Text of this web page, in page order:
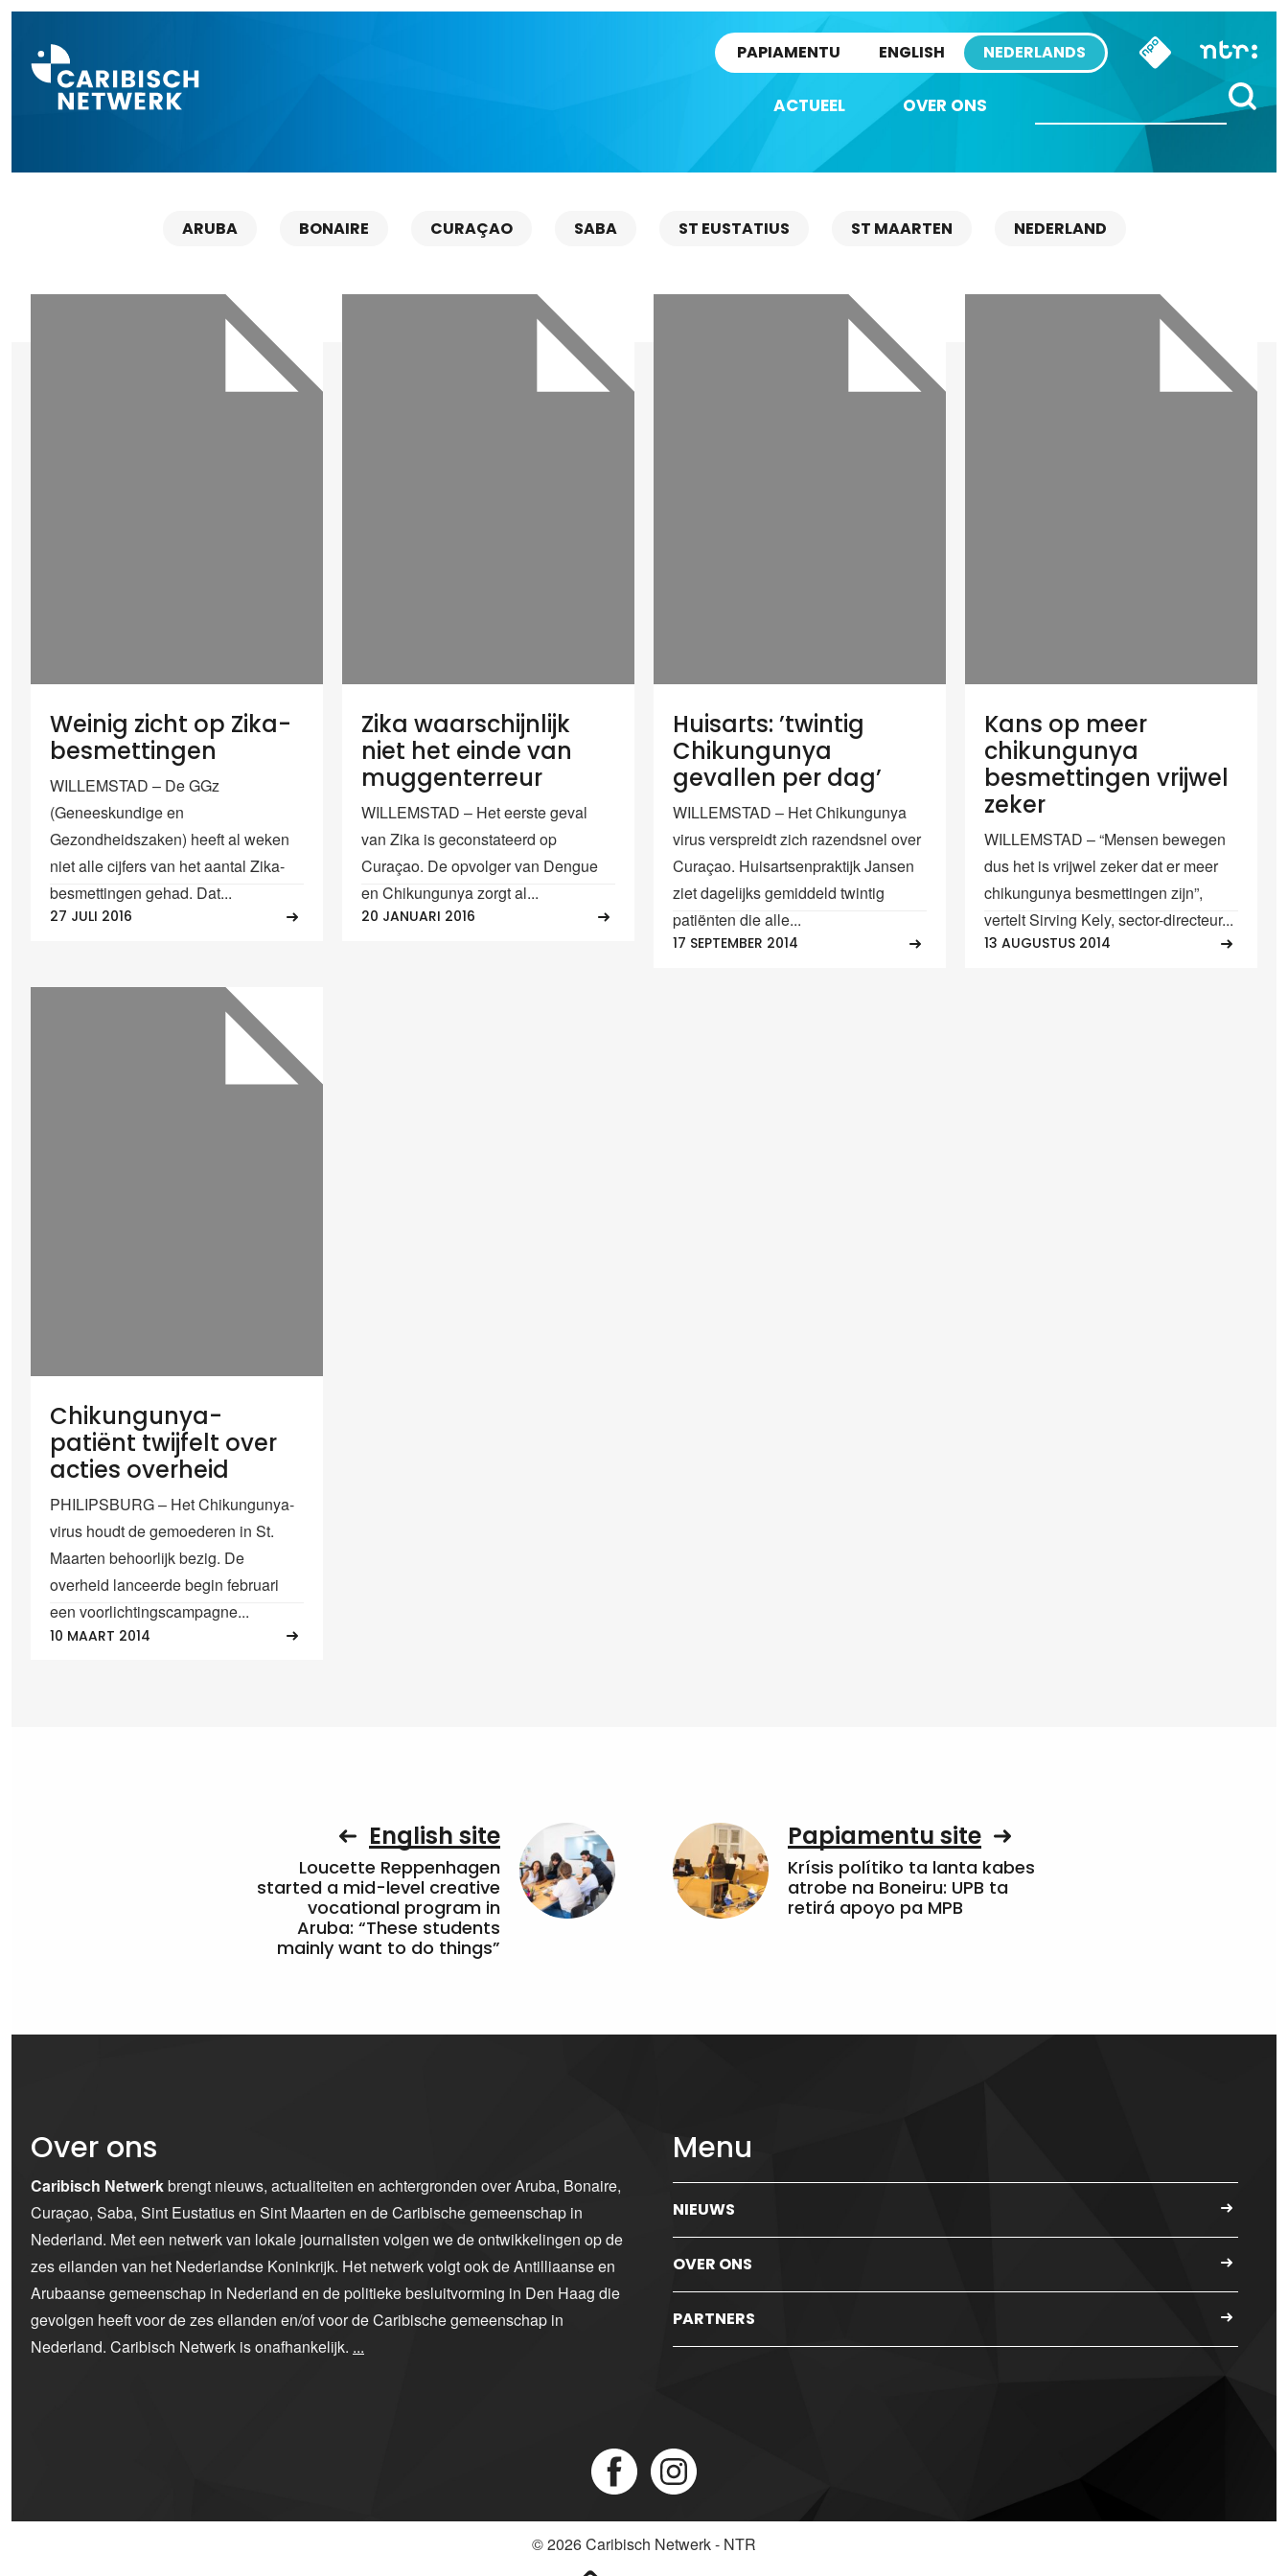
PAPIAMENTU ENGLISH NEDERLANDS
ACTUEEL OVER ONS
ARUBA BONAIRE CURAÇAO SABA ST EUSTATIUS ST MAARTEN NEDERLAND
Weinig zicht op Zika-
besmettingen
WILLEMSTAD – De GGz
(Geneeskundige en
Gezondheidszaken) heeft al weken
niet alle cijfers van het aantal Zika-
besmettingen gehad. Dat...
27 JULI 2016
Zika waarschijnlijk
niet het einde van
muggenterreur
WILLEMSTAD – Het eerste geval
van Zika is geconstateerd op
Curaçao. De opvolger van Dengue
en Chikungunya zorgt al...
20 JANUARI 2016
Huisarts: ’twintig
Chikungunya
gevallen per dag’
WILLEMSTAD – Het Chikungunya
virus verspreidt zich razendsnel over
Curaçao. Huisartsenpraktijk Jansen
ziet dagelijks gemiddeld twintig
patiënten die alle...
17 SEPTEMBER 2014
Kans op meer
chikungunya
besmettingen vrijwel
zeker
WILLEMSTAD – “Mensen bewegen
dus het is vrijwel zeker dat er meer
chikungunya besmettingen zijn”,
vertelt Sirving Kely, sector-directeur...
13 AUGUSTUS 2014
Chikungunya-
patiënt twijfelt over
acties overheid
PHILIPSBURG – Het Chikungunya-
virus houdt de gemoederen in St.
Maarten behoorlijk bezig. De
overheid lanceerde begin februari
een voorlichtingscampagne...
10 MAART 2014
English site
Loucette Reppenhagen
started a mid-level creative
vocational program in
Aruba: “These students
mainly want to do things”
Papiamentu site
Krísis polítiko ta lanta kabes
atrobe na Boneiru: UPB ta
retirá apoyo pa MPB
Over ons
Caribisch Netwerkbrengt nieuws, actualiteiten en achtergronden over Aruba, Bonaire,
Curaçao, Saba, Sint Eustatius en Sint Maarten en de Caribische gemeenschap in
Nederland. Met een netwerk van lokale journalisten volgen we de ontwikkelingen op de
zes eilanden van het Nederlandse Koninkrijk. Het netwerk volgt ook de Antilliaanse en
Arubaanse gemeenschap in Nederland en de politieke besluitvorming in Den Haag die
gevolgen heeft voor de zes eilanden en/of voor de Caribische gemeenschap in
Nederland. Caribisch Netwerk is onafhankelijk. ...
Menu
NIEUWS
OVER ONS
PARTNERS
© 2026Caribisch Netwerk - NTR